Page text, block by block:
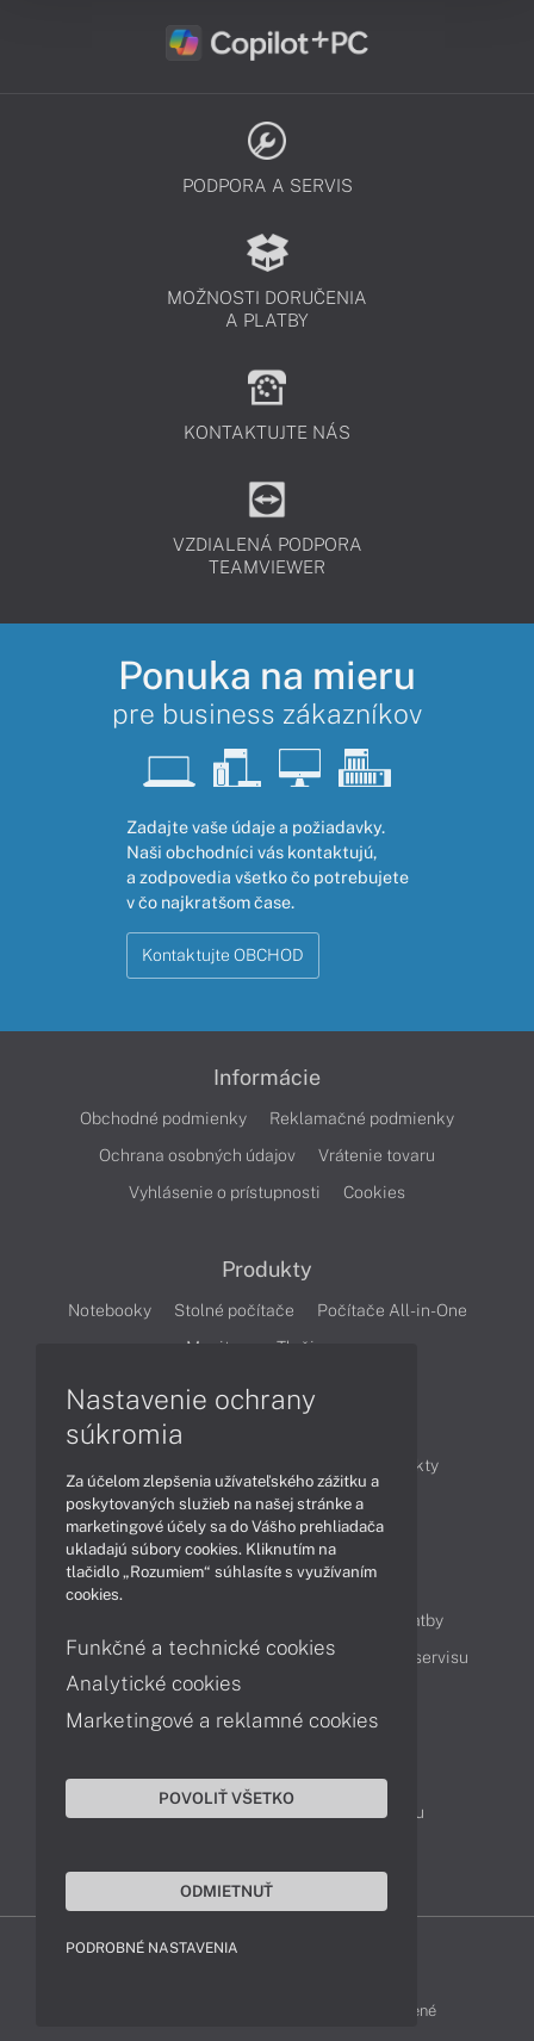
PODPORA A SERVIS
MOŽNOSTI DORUČENIA
A PLATBY
KONTAKTUJTE NÁS
VZDIALENÁ PODPORA
TEAMVIEWER
Ponuka na mieru
pre business zákazníkov
Zadajte vaše údaje a požiadavky.
Naši obchodníci vás kontaktujú,
a zodpovedia všetko čo potrebujete
v čo najkratšom čase.
Kontaktujte OBCHOD
Informácie
Obchodné podmienky
Reklamačné podmienky
Ochrana osobných údajov
Vrátenie tovaru
Vyhlásenie o prístupnosti
Cookies
Produkty
Notebooky Stolné počítače
Počítače All-in-One
Monitory
Tlačiarne
Produkty
Technológie
Videá
Obsah
Možnosti doručenia a platby
Podpora a servis
Servisné služby Cenník servisu
Kontakty
043 4224 771
Obchodné oddelenie
Reklamácia tovaru
HP-SHOP © 2012 - 2026 Všetky práva vyhradené
Nastavenie ochrany
súkromia
Za účelom zlepšenia užívateľského zážitku a
poskytovaných služieb na našej stránke a
marketingové účely sa do Vášho prehliadača
ukladajú súbory cookies. Kliknutím na
tlačidlo „Rozumiem“ súhlasíte s využívaním
cookies.
Funkčné a technické cookies
Analytické cookies
Marketingové a reklamné cookies
POVOLIŤ VŠETKO
ODMIETNUŤ
PODROBNÉ NASTAVENIA